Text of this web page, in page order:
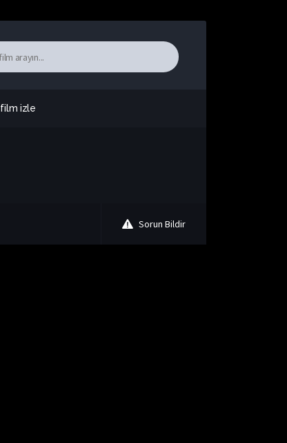
film izle
Sorun Bildir